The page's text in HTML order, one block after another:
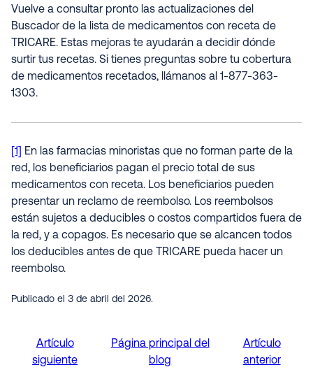
Vuelve a consultar pronto las actualizaciones del
Buscador de la lista de medicamentos con receta de
TRICARE. Estas mejoras te ayudarán a decidir dónde
surtir tus recetas. Si tienes preguntas sobre tu cobertura
de medicamentos recetados, llámanos al 1-877-363-
1303.
[1]
En las farmacias minoristas que no forman parte de la
red, los beneficiarios pagan el precio total de sus
medicamentos con receta. Los beneficiarios pueden
presentar un reclamo de reembolso. Los reembolsos
están sujetos a deducibles o costos compartidos fuera de
la red, y a copagos. Es necesario que se alcancen todos
los deducibles antes de que TRICARE pueda hacer un
reembolso.
Publicado el 3 de abril del 2026.
Artículo
siguiente
Página principal del
blog
Artículo
anterior